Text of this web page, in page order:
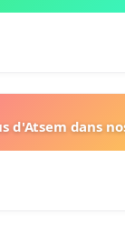
QUESTIONS
A
d'Atsem dans